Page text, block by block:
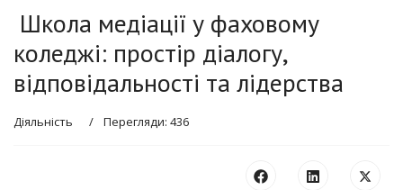
Школа медіації у фаховому
коледжі: простір діалогу,
відповідальності та лідерства
Діяльність Перегляди: 436